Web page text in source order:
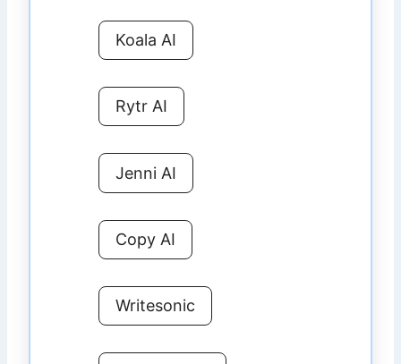
Koala AI
Rytr AI
Jenni AI
Copy AI
Writesonic